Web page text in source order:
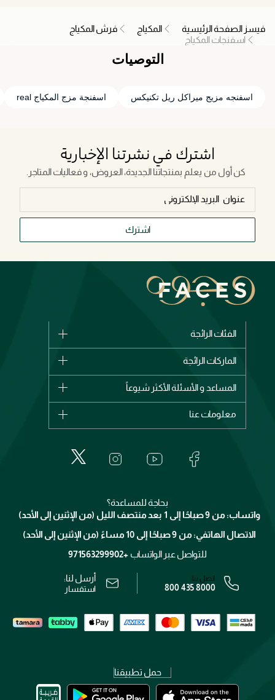
فيسز الصفحة الرئيسية المكياج
فرش المكياج
اسفنجات المكياج
التوصيات
اسفنجه مزيج ميراكل ريل تكنيكس اسفنجة مزج المكياج real
اشترك في نشرتنا الإخبارية
كن أول من يعلم بمنتجاتنا الجديدة، العروض، و فعاليات المتاجر.
اشترك
الفئات الرائجة
الأكثر مبيعاً
اشترِ بطاقة هدية
الماركات الرائجة
بربري
إيف سان لوران
المساعد و الأسئلة الأكثر شيوعاً
الإرجاع
معلومات عنا
خدمات المعارض
برنامج الولاء ميوز
الوظائف
الشروط و الأحكام
رقم السجل التجاري: 7013320481 — صادر من وزارة التجارة
بحاجة للمساعدة؟
واتساب: من 9 صباحًا إلى 1 بعد منتصف الليل (من الإثنين إلى الأحد)
الاتصال الهاتفي: من 9 صباحًا إلى 10 مساءً (من الإثنين إلى الأحد)
للتواصل عبر الواتساب +971563299902
اتصل بنا:
800 435 8000
أرسل لنا:
استفسار
حمل تطبيقنا